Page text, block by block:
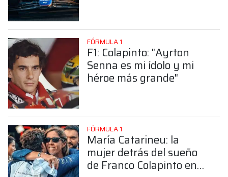
FÓRMULA 1
F1: Colapinto: "Ayrton
Senna es mi ídolo y mi
héroe más grande"
FÓRMULA 1
María Catarineu: la
mujer detrás del sueño
de Franco Colapinto en